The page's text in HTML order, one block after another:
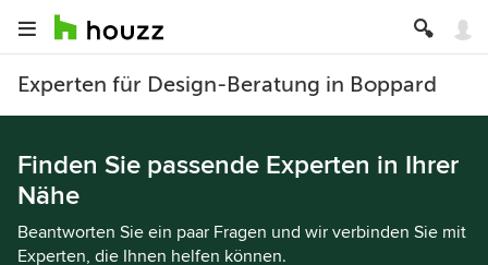
Experten für Design-Beratung in Boppard
Finden Sie passende Experten in Ihrer
Nähe
Beantworten Sie ein paar Fragen und wir verbinden Sie mit
Experten, die Ihnen helfen können.